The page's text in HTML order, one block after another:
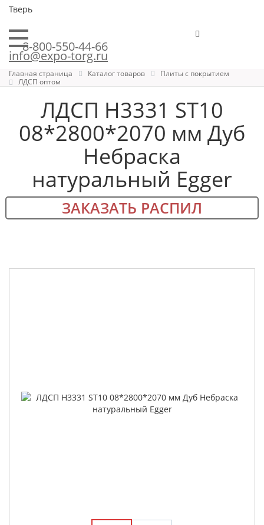
Тверь
8-800-550-44-66
info@expo-torg.ru
Главная страница Каталог товаров
Плиты с покрытием
ЛДСП оптом
ЛДСП H3331 ST10
08*2800*2070 мм Дуб
Небраска
натуральный Egger
ЗАКАЗАТЬ РАСПИЛ